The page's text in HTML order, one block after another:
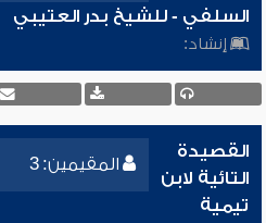
السلفي - للشيخ بدر العتيبي
إنشاد:
المقيمين: 3
القصيدة
التائية لابن
تيمية